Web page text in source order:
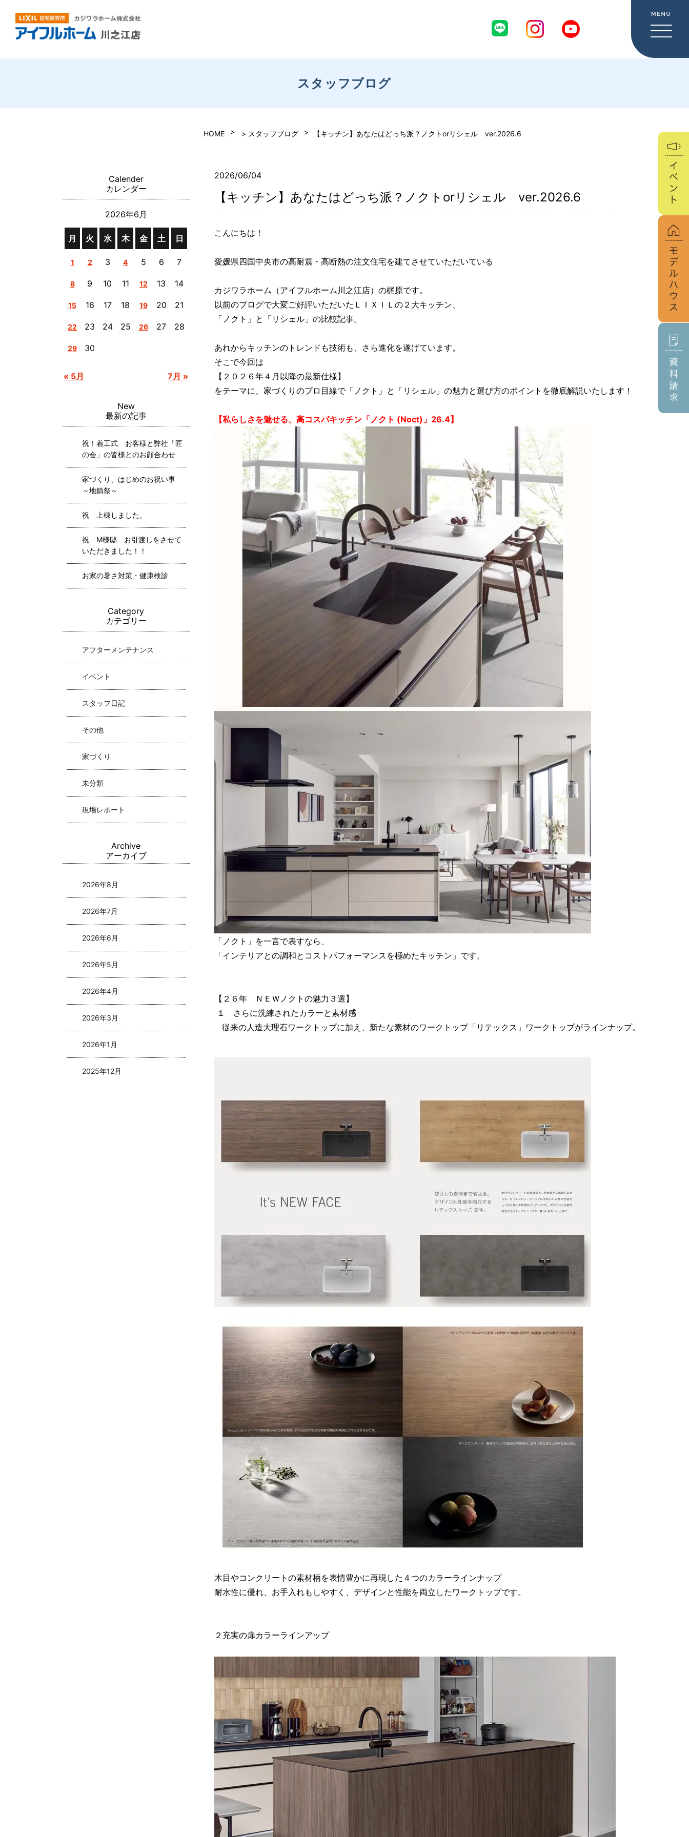
スタッフブログ
HOME > スタッフブログ 【キッチン】あなたはどっち派？ノクトorリシェル ver.2026.6
2026/06/04
【キッチン】あなたはどっち派？ノクトorリシェル ver.2026.6
こんにちは！
愛媛県四国中央市の高耐震・高断熱の注文住宅を建てさせていただいている
カジワラホーム（アイフルホーム川之江店）の梶原です。
以前のブログで大変ご好評いただいたＬＩＸＩＬの２大キッチン、
「ノクト」と「リシェル」の比較記事。
あれからキッチンのトレンドも技術も、さら進化を遂げています。
そこで今回は
【２０２６年４月以降の最新仕様】
をテーマに、家づくりのプロ目線で「ノクト」と「リシェル」の魅力と選び方のポイントを徹底解説いたします！
【私らしさを魅せる、高コスパキッチン「ノクト (Noct)」26.4】
「ノクト」を一言で表すなら、
「インテリアとの調和とコストパフォーマンスを極めたキッチン」です。
【２６年　ＮＥＷノクトの魅力３選】
１　さらに洗練されたカラーと素材感
   従来の人造大理石ワークトップに加え、新たな素材のワークトップ「リテックス」ワークトップがラインナップ。
木目やコンクリートの素材柄を表情豊かに再現した４つのカラーラインナップ
耐水性に優れ、お手入れもしやすく、デザインと性能を両立したワークトップです。
２充実の扉カラーラインアップ
Calender
カレンダー
2026年6月
月 火 水 木 金 土 日
« 5月 7月 »
1 2 3 4 5 6 7
8 9 10 11 12 13 14
15 16 17 18 19 20 21
22 23 24 25 26 27 28
29 30
New
最新の記事
祝！着工式 お客様と弊社「匠
の会」の皆様とのお顔合わせ
家づくり、はじめのお祝い事
～地鎮祭～
祝 上棟しました。
祝 M様邸 お引渡しをさせて
いただきました！！
お家の暑さ対策・健康検診
Category
カテゴリー
アフターメンテナンス
イベント
スタッフ日記
その他
家づくり
未分類
現場レポート
Archive
アーカイブ
2026年8月
2026年7月
2026年6月
2026年5月
2026年4月
2026年3月
2026年1月
2025年12月